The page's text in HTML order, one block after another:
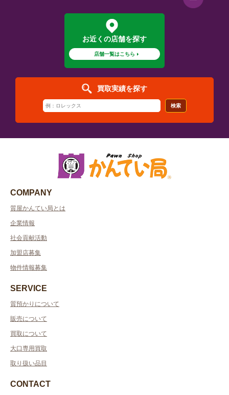
お近くの店舗を探す
店舗一覧はこちら
買取実績を探す
検索
COMPANY
質屋かんてい局とは
企業情報
社会貢献活動
加盟店募集
物件情報募集
SERVICE
質預かりについて
販売について
買取について
大口専用買取
取り扱い品目
CONTACT